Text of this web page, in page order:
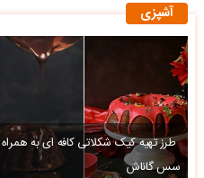
آشپزی
طرز تهیه کیک شکلاتی کافه ای به همراه
سس گاناش